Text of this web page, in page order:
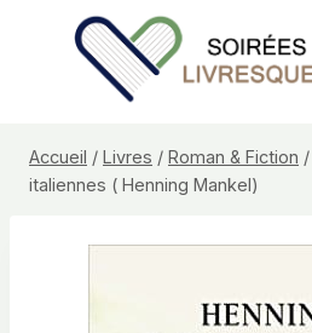
Accueil / Livres / Roman & Fiction /
italiennes ( Henning Mankel)